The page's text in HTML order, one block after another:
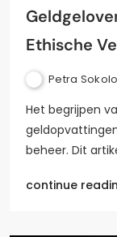
Ethische
Petra
Het begrijpen
beheer. Dit
continue